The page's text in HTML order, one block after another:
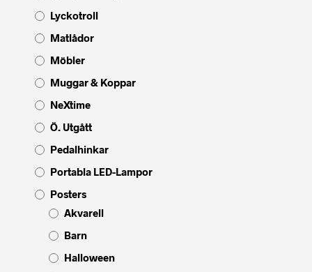
Lyckotroll
Matlådor
Möbler
Muggar & Koppar
NeXtime
Ö. Utgått
Pedalhinkar
Portabla LED-Lampor
Posters
Akvarell
Barn
Halloween